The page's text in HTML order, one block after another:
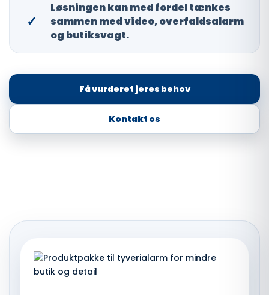
✓
Løsningen kan med fordel tænkes
sammen med video, overfaldsalarm
og butiksvagt.
Få vurderet jeres behov
Kontakt os